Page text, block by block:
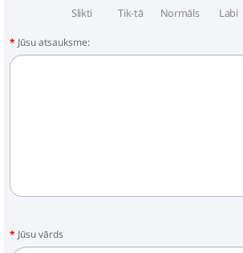
Slikti Tik-tā Normāls Labi
Jūsu atsauksme:
Jūsu vārds